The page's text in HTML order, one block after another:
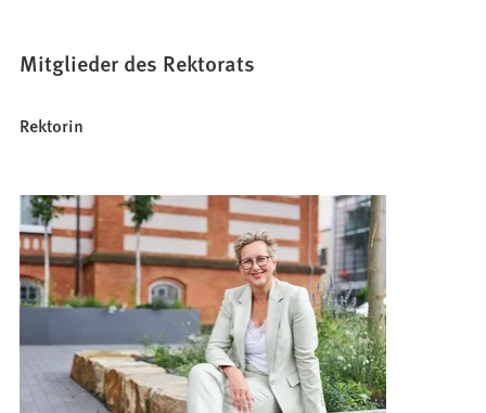
Mitglieder des Rektorats
Rektorin